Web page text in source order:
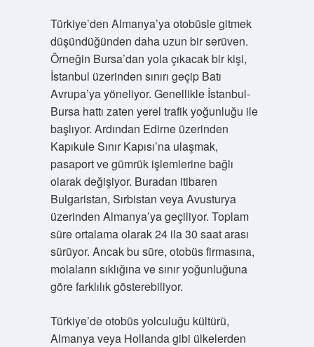
Türkiye’den Almanya’ya otobüsle gitmek
düşündüğünden daha uzun bir serüven.
Örneğin Bursa’dan yola çıkacak bir kişi,
İstanbul üzerinden sınırı geçip Batı
Avrupa’ya yöneliyor. Genellikle İstanbul-
Bursa hattı zaten yerel trafik yoğunluğu ile
başlıyor. Ardından Edirne üzerinden
Kapıkule Sınır Kapısı’na ulaşmak,
pasaport ve gümrük işlemlerine bağlı
olarak değişiyor. Buradan itibaren
Bulgaristan, Sırbistan veya Avusturya
üzerinden Almanya’ya geçiliyor. Toplam
süre ortalama olarak 24 ila 30 saat arası
sürüyor. Ancak bu süre, otobüs firmasına,
molaların sıklığına ve sınır yoğunluğuna
göre farklılık gösterebiliyor.
Türkiye’de otobüs yolculuğu kültürü,
Almanya veya Hollanda gibi ülkelerden